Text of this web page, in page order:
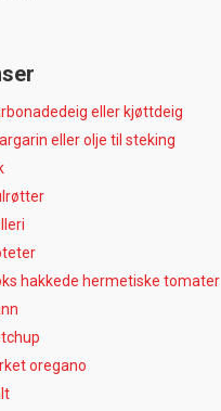
eller kjøttdeig
eller olje til steking
hakkede hermetiske tomater
oregano